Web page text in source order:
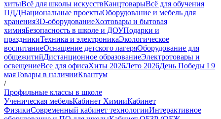
хитыВсё для школы искусствКанцтоварыВсё для обучения
ПДДНациональные проектыОборудование и мебель для
хранения3D-оборудованиеХозтовары и бытовая
химияБезопасность в школе и ДОУПодарки и
праздникиТехника и электроникаЭкологическое
воспитаниеОснащение детского лагеряОборудование для
общежитийДистанционное образованиеЭлектротовары и
освещениеВсе для офисаХиты 2026Лето 2026День Победы I 9
маяТовары в наличииКвантум
/
Профильные классы в школе
Ученическая мебельКабинет ХимииКабинет
ФизикиСовременный кабинет технологииИнтерактивное